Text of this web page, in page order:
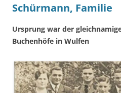
Schürmann, Familie
Ursprung war der
Buchenhöfe in Wulfen